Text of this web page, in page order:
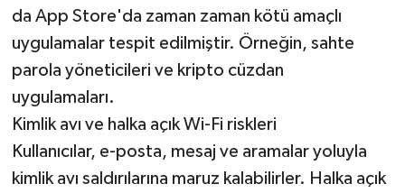
da App Store'da zaman zaman kötü amaçlı
uygulamalar tespit edilmiştir. Örneğin, sahte
parola yöneticileri ve kripto cüzdan
uygulamaları.
Kimlik avı ve halka açık Wi-Fi riskleri
Kullanıcılar, e-posta, mesaj ve aramalar yoluyla
kimlik avı saldırılarına maruz kalabilirler. Halka açık